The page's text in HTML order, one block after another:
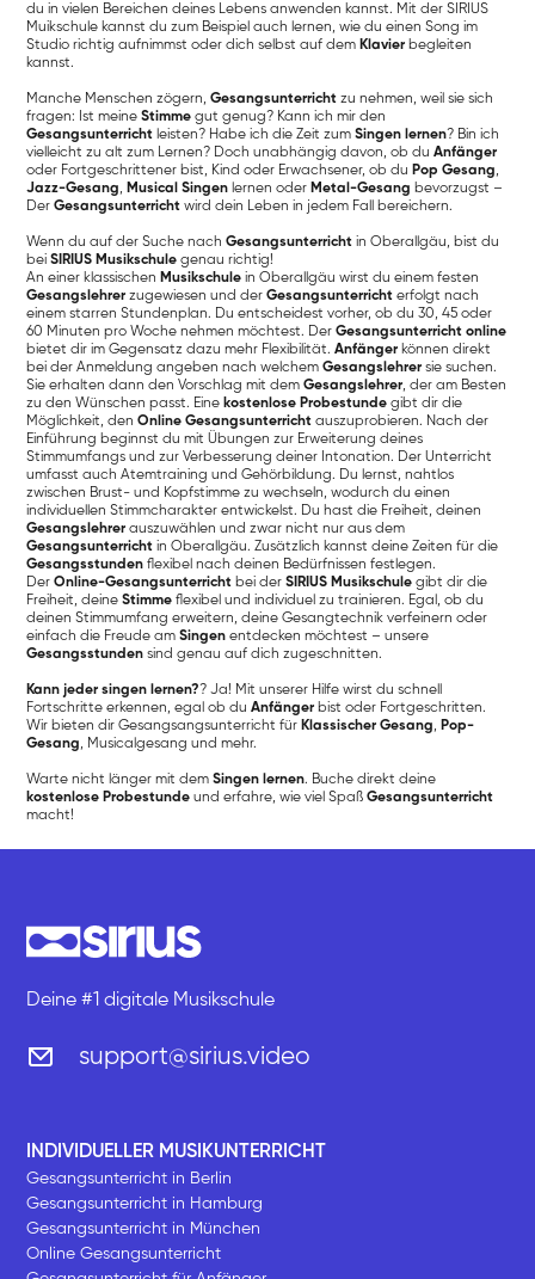
du in vielen Bereichen deines Lebens anwenden kannst. Mit der SIRIUS
Muikschule kannst du zum Beispiel auch lernen, wie du einen Song im
Studio richtig aufnimmst oder dich selbst auf dem Klavier begleiten
kannst.
Manche Menschen zögern,Gesangsunterricht zu nehmen, weil sie sich
fragen: Ist meineStimme gut genug? Kann ich mir den
Gesangsunterricht leisten? Habe ich die Zeit zumSingen lernen? Bin ich
vielleicht zu alt zum Lernen? Doch unabhängig davon, ob duAnfänger
oder Fortgeschrittener bist, Kind oder Erwachsener, ob du Pop Gesang,
Jazz-Gesang, Musical Singen lernen oder Metal-Gesang bevorzugst –
DerGesangsunterricht wird dein Leben in jedem Fall bereichern.
Wenn du auf der Suche nachGesangsunterricht in Oberallgäu, bist du
beiSIRIUS Musikschule genau richtig!
An einer klassischen Musikschule in Oberallgäu wirst du einem festen
Gesangslehrer zugewiesen und derGesangsunterricht erfolgt nach
einem starren Stundenplan. Du entscheidest vorher, ob du 30, 45 oder
60 Minuten pro Woche nehmen möchtest. DerGesangsunterricht online
bietet dir im Gegensatz dazu mehr Flexibilität.Anfänger können direkt
bei der Anmeldung angeben nach welchemGesangslehrer sie suchen.
Sie erhalten dann den Vorschlag mit demGesangslehrer, der am Besten
zu den Wünschen passt. Eine kostenlose Probestunde gibt dir die
Möglichkeit, denOnline Gesangsunterricht auszuprobieren. Nach der
Einführung beginnst du mit Übungen zur Erweiterung deines
Stimmumfangs und zur Verbesserung deiner Intonation. Der Unterricht
umfasst auch Atemtraining und Gehörbildung. Du lernst, nahtlos
zwischen Brust- und Kopfstimme zu wechseln, wodurch du einen
individuellen Stimmcharakter entwickelst. Du hast die Freiheit, deinen
Gesangslehrer auszuwählen und zwar nicht nur aus dem
Gesangsunterricht in Oberallgäu. Zusätzlich kannst deine Zeiten für die
Gesangsstunden flexibel nach deinen Bedürfnissen festlegen.
DerOnline-Gesangsunterricht bei derSIRIUS Musikschule gibt dir die
Freiheit, deineStimme flexibel und individuel zu trainieren. Egal, ob du
deinen Stimmumfang erweitern, deine Gesangtechnik verfeinern oder
einfach die Freude amSingen entdecken möchtest – unsere
Gesangsstunden sind genau auf dich zugeschnitten.
Kann jeder singen lernen?? Ja! Mit unserer Hilfe wirst du schnell
Fortschritte erkennen, egal ob duAnfänger bist oder Fortgeschritten.
Wir bieten dir Gesangsangsunterricht für Klassischer Gesang, Pop-
Gesang, Musicalgesang und mehr.
Warte nicht länger mit demSingen lernen. Buche direkt deine
kostenlose Probestunde und erfahre, wie viel SpaßGesangsunterricht
macht!
Deine #1 digitale Musikschule
support@sirius.video
INDIVIDUELLER MUSIKUNTERRICHT
Gesangsunterricht in Berlin
Gesangsunterricht in Hamburg
Gesangsunterricht in München
Online Gesangsunterricht